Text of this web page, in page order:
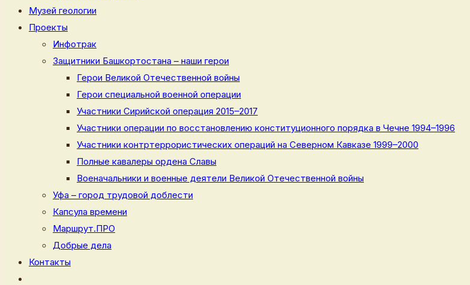
Музей геологии
Проекты
Инфотрак
Защитники Башкортостана – наши герои
Герои Великой Отечественной войны
Герои специальной военной операции
Участники Сирийской операция 2015–2017
Участники операции по восстановлению конституционного порядка в Чечне 1994–1996
Участники контртеррористических операций на Северном Кавказе 1999–2000
Полные кавалеры ордена Славы
Военачальники и военные деятели Великой Отечественной войны
Уфа – город трудовой доблести
Капсула времени
Маршрут.ПРО
Добрые дела
Контакты